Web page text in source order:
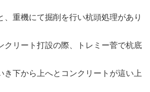
、重機にて掘削を行い杭頭処理があり
クリート打設の際、トレミー菅で杭底
き下から上へとコンクリートが這い上